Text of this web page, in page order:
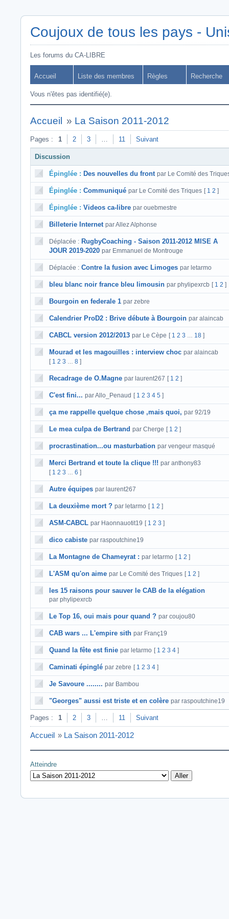
Coujoux de tous les pays -
Les forums du CA-LIBRE
Accueil Liste des membres Règles Recherche
Vous n'êtes pas identifié(e).
Accueil » La Saison 2011-2012
Pages : 1 2 3 … 11 Suivant
Discussion
Épinglée : Des nouvelles du front par Le Comité des
Épinglée : Communiqué par Le Comité des Triques [ 1 2 ]
Épinglée : Videos ca-libre par ouebmestre
Billeterie Internet par Allez Alphonse
Déplacée : RugbyCoaching - Saison 2011-2012 MISE A
JOUR 2019-2020 par Emmanuel de Montrouge
Déplacée : Contre la fusion avec Limoges par letarmo
bleu blanc noir france bleu limousin par phylipexrcb [ 1 2 ]
Bourgoin en federale 1 par zebre
Calendrier ProD2 : Brive débute à Bourgoin par alaincab
CABCL version 2012/2013 par Le Cèpe [ 1 2 3 18 ]
Mourad et les magouilles : interview choc par alaincab
[ 1 2 3 8 ]
Recadrage de O.Magne par laurent267 [ 1 2 ]
C'est fini... par Allo_Penaud [ 1 2 3 4 5 ]
ça me rappelle quelque chose ,mais quoi, par 92/19
Le mea culpa de Bertrand par Cherge [ 1 2 ]
procrastination...ou masturbation par vengeur masqué
Merci Bertrand et toute la clique !!! par anthony83
[ 1 2 3 6 ]
Autre équipes par laurent267
La deuxième mort ? par letarmo [ 1 2 ]
ASM-CABCL par Haonnauotit19 [ 1 2 3 ]
dico cabiste par raspoutchine19
La Montagne de Chameyrat : par letarmo [ 1 2 ]
L'ASM qu'on aime par Le Comité des Triques [ 1 2 ]
les 15 raisons pour sauver le CAB de la elégation
par phylipexrcb
Le Top 16, oui mais pour quand ? par coujou80
CAB wars ... L'empire sith par Franç19
Quand la fête est finie par letarmo [ 1 2 3 4 ]
Caminati épinglé par zebre [ 1 2 3 4 ]
Je Savoure ........ par Bambou
"Georges" aussi est triste et en colère par raspoutchine19
Pages : 1 2 3 … 11 Suivant
Accueil » La Saison 2011-2012
Atteindre